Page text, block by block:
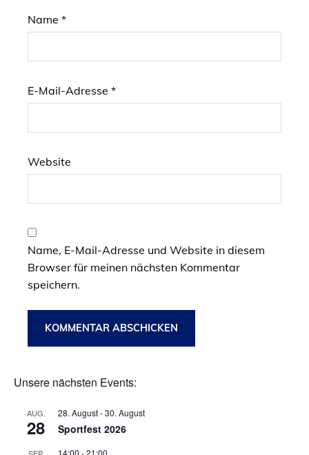
Name *
E-Mail-Adresse *
Website
Name, E-Mail-Adresse und Website in diesem
Browser für meinen nächsten Kommentar
speichern.
Unsere nächsten Events:
AUG.
28
28. August-30. August
Sportfest 2026
SEP. 14:00 -21:00